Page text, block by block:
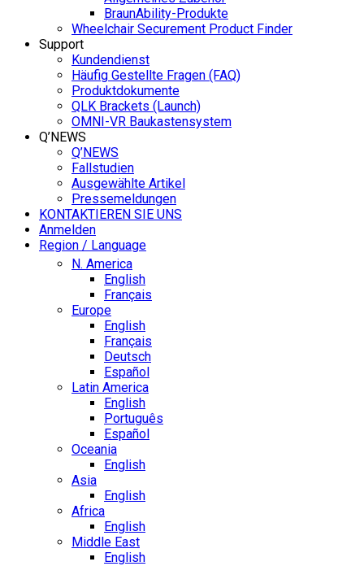
BraunAbility-Produkte
Wheelchair Securement Product Finder
Support
Kundendienst
Häufig Gestellte Fragen (FAQ)
Produktdokumente
QLK Brackets (Launch)
OMNI-VR Baukastensystem
Q’NEWS
Q’NEWS
Fallstudien
Ausgewählte Artikel
Pressemeldungen
KONTAKTIEREN SIE UNS
Anmelden
Region / Language
N. America
English
Français
Europe
English
Français
Deutsch
Español
Latin America
English
Português
Español
Oceania
English
Asia
English
Africa
English
Middle East
English